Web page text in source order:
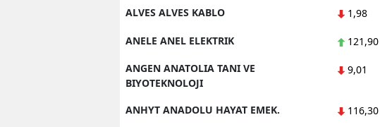
ALVES ALVES KABLO 1,98
ANELE ANEL ELEKTRIK 121,90
ANGEN ANATOLIA TANI VE
BIYOTEKNOLOJI
9,01
ANHYT ANADOLU HAYAT EMEK. 116,30